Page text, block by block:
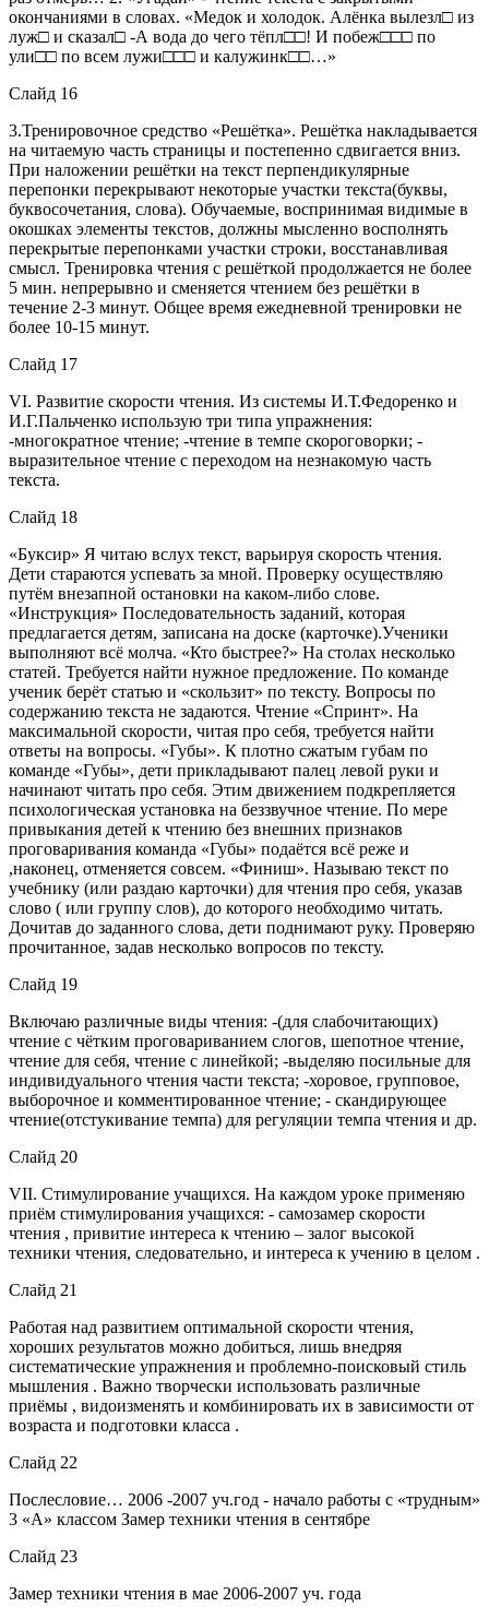
окончаниями в словах. «Медок и холодок. Алёнка вылезл□ из
луж□ и сказал□ -А вода до чего тёпл□□! И побеж□□□ по
ули□□ по всем лужи□□□ и калужинк□□…»
Слайд 16
3.Тренировочное средство «Решётка». Решётка накладывается
на читаемую часть страницы и постепенно сдвигается вниз.
При наложении решётки на текст перпендикулярные
перепонки перекрывают некоторые участки текста(буквы,
буквосочетания, слова). Обучаемые, воспринимая видимые в
окошках элементы текстов, должны мысленно восполнять
перекрытые перепонками участки строки, восстанавливая
смысл. Тренировка чтения с решёткой продолжается не более
5 мин. непрерывно и сменяется чтением без решётки в
течение 2-3 минут. Общее время ежедневной тренировки не
более 10-15 минут.
Слайд 17
VІ. Развитие скорости чтения. Из системы И.Т.Федоренко и
И.Г.Пальченко использую три типа упражнения:
-многократное чтение; -чтение в темпе скороговорки; -
выразительное чтение с переходом на незнакомую часть
текста.
Слайд 18
«Буксир» Я читаю вслух текст, варьируя скорость чтения.
Дети стараются успевать за мной. Проверку осуществляю
путём внезапной остановки на каком-либо слове.
«Инструкция» Последовательность заданий, которая
предлагается детям, записана на доске (карточке).Ученики
выполняют всё молча. «Кто быстрее?» На столах несколько
статей. Требуется найти нужное предложение. По команде
ученик берёт статью и «скользит» по тексту. Вопросы по
содержанию текста не задаются. Чтение «Спринт». На
максимальной скорости, читая про себя, требуется найти
ответы на вопросы. «Губы». К плотно сжатым губам по
команде «Губы», дети прикладывают палец левой руки и
начинают читать про себя. Этим движением подкрепляется
психологическая установка на беззвучное чтение. По мере
привыкания детей к чтению без внешних признаков
проговаривания команда «Губы» подаётся всё реже и
,наконец, отменяется совсем. «Финиш». Называю текст по
учебнику (или раздаю карточки) для чтения про себя, указав
слово ( или группу слов), до которого необходимо читать.
Дочитав до заданного слова, дети поднимают руку. Проверяю
прочитанное, задав несколько вопросов по тексту.
Слайд 19
Включаю различные виды чтения: -(для слабочитающих)
чтение с чётким проговариванием слогов, шепотное чтение,
чтение для себя, чтение с линейкой; -выделяю посильные для
индивидуального чтения части текста; -хоровое, групповое,
выборочное и комментированное чтение; - скандирующее
чтение(отстукивание темпа) для регуляции темпа чтения и др.
Слайд 20
VІІ. Стимулирование учащихся. На каждом уроке применяю
приём стимулирования учащихся: - самозамер скорости
чтения , привитие интереса к чтению – залог высокой
техники чтения, следовательно, и интереса к учению в целом .
Слайд 21
Работая над развитием оптимальной скорости чтения,
хороших результатов можно добиться, лишь внедряя
систематические упражнения и проблемно-поисковый стиль
мышления . Важно творчески использовать различные
приёмы , видоизменять и комбинировать их в зависимости от
возраста и подготовки класса .
Слайд 22
Послесловие… 2006 -2007 уч.год - начало работы с «трудным»
3 «А» классом Замер техники чтения в сентябре
Слайд 23
Замер техники чтения в мае 2006-2007 уч. года